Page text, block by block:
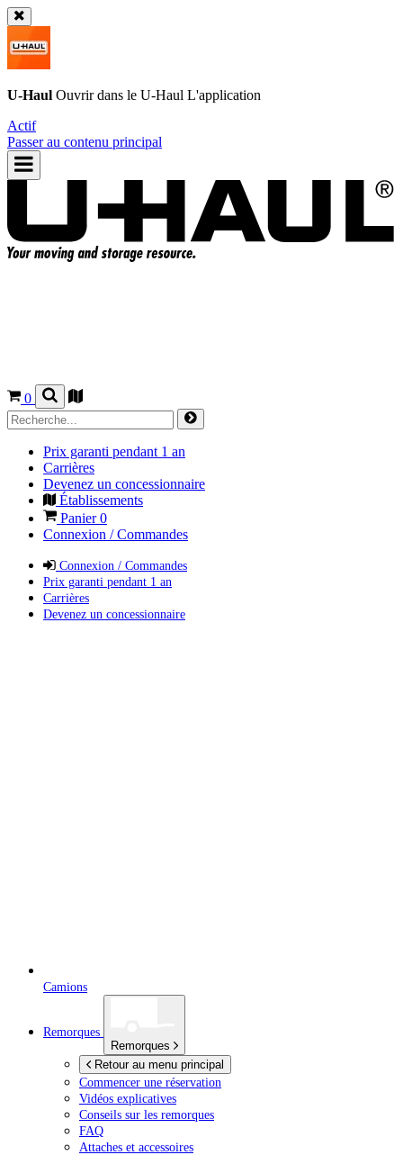
U-Haul Ouvrir dans le U-Haul L'application
Actif
Passer au contenu principal
0
Prix garanti pendant 1 an
Carrières
Devenez un concessionnaire
Établissements
Panier0
Connexion / Commandes
Connexion / Commandes
Prix garanti pendant 1 an
Carrières
Devenez un concessionnaire
Camions
Remorques
Remorques
Retour au menu principal
Commencer une réservation
Vidéos explicatives
Conseils sur les remorques
FAQ
Attaches et accessoires